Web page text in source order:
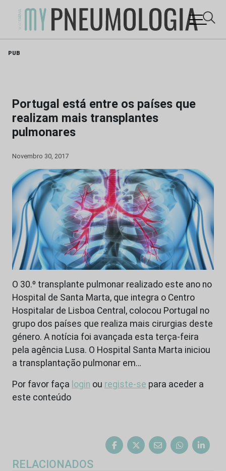
PUB
Portugal está entre os países que
realizam mais transplantes
pulmonares
Novembro 30, 2017
O 30.º transplante pulmonar realizado este ano no
Hospital de Santa Marta, que integra o Centro
Hospitalar de Lisboa Central, colocou Portugal no
grupo dos países que realiza mais cirurgias deste
género. A notícia foi avançada esta terça-feira
pela agência Lusa. O Hospital Santa Marta iniciou
a transplantação pulmonar em…
Por favor faça login ou registe-se para aceder a
este conteúdo
RELACIONADOS